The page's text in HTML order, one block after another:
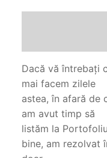
Dacă vă întrebați
mai facem zilele
astea, în afară de
am avut timp să
listăm la
bine, am rezolvat